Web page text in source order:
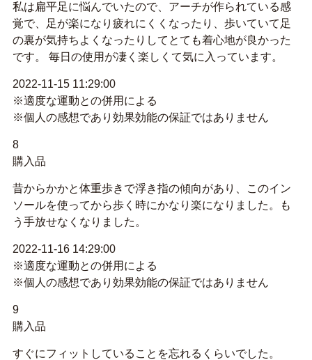
私は扁平足に悩んでいたので、アーチが作られている感
覚で、足が楽になり疲れにくくなったり、歩いていて足
の裏が気持ちよくなったりしてとても着心地が良かった
です。 毎日の使用が凄く楽しくて気に入っています。
2022-11-15 11:29:00
※適度な運動との併用による
※個人の感想であり効果効能の保証ではありません
8
購入品
昔からかかと体重歩きで浮き指の傾向があり、このイン
ソールを使ってから歩く時にかなり楽になりました。も
う手放せなくなりました。
2022-11-16 14:29:00
※適度な運動との併用による
※個人の感想であり効果効能の保証ではありません
9
購入品
すぐにフィットしていることを忘れるくらいでした。